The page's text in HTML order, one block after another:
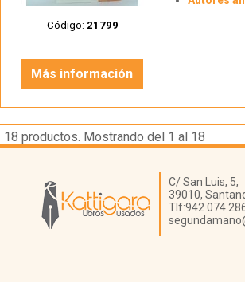
Código: 21799
Más información
18 productos. Mostrando del 1 al 18
Librería Kattigara
C/ San Luis, 5,
39010,
Tlf:942 074